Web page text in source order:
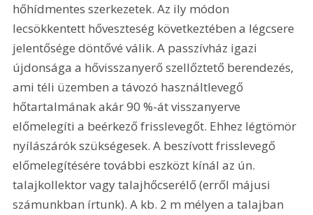
hőhídmentes szerkezetek. Az ily módon
lecsökkentett hőveszteség következtében a légcsere
jelentősége döntővé válik. A passzívház igazi
újdonsága a hővisszanyerő szellőztető berendezés,
ami téli üzemben a távozó használtlevegő
hőtartalmának akár 90 %-át visszanyerve
előmelegíti a beérkező frisslevegőt. Ehhez légtömör
nyílászárók szükségesek. A beszívott frisslevegő
előmelegítésére további eszközt kínál az ún.
talajkollektor vagy talajhőcserélő (erről májusi
számunkban írtunk). A kb. 2 m mélyen a talajban